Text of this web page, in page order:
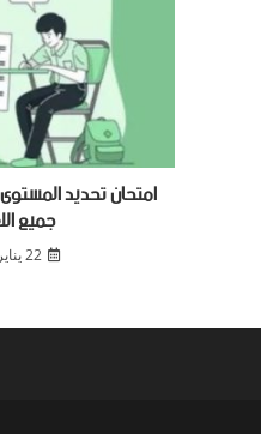
جميع
22 يناير 2025